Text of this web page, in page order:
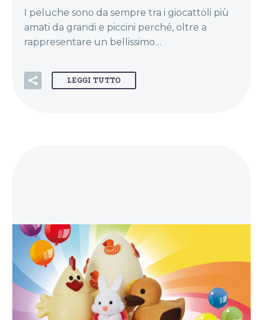
I peluche sono da sempre tra i giocattoli più
amati da grandi e piccini perché, oltre a
rappresentare un bellissimo…
LEGGI TUTTO